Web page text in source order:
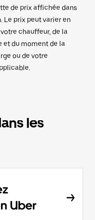
de prix affichée dans
Le prix peut varier en
chauffeur, de la
et du moment de la
ou de votre
les
Uber